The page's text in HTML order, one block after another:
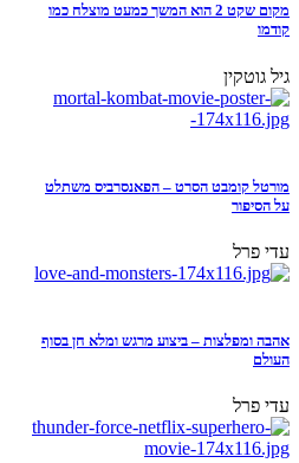
מקום שקט 2 הוא המשך כמעט מוצלח כמו
קודמו
גיל גוטקין
מורטל קומבט הסרט – הפאנסרביס משתלט
על הסיפור
עדי פרל
אהבה ומפלצות – ביצוע מרגש ומלא חן בסוף
העולם
עדי פרל